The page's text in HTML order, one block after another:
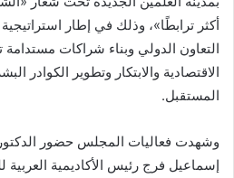
أكثر ترابطًا»، وذلك في إطار استراتيجية
التعاون الدولي وبناء شراكات
الاقتصادية والابتكار وتطوير الكوادر
المستقبل.
وشهدت فعاليات المجلس حضور الدكتور
إسماعيل فرج رئيس الأكاديمية العربية